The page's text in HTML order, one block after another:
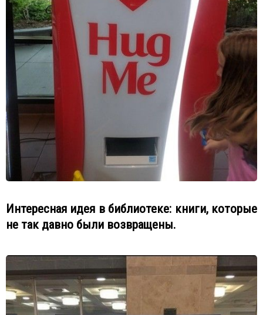
Интересная идея в библиотеке: книги, которые
не так давно были возвращены.